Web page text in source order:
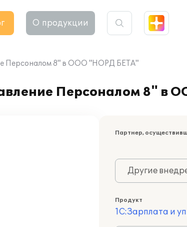
О продукции
Персоналом 8" в ООО "НОРД БЕТА"
Персоналом 8" в
Партнер,
Другие
Продукт
1С:Зарплата и